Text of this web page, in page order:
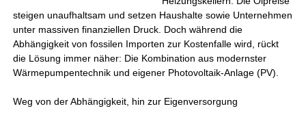
steigen unaufhaltsam und setzen Haushalte sowie Unternehmen
unter massiven finanziellen Druck. Doch während die
Abhängigkeit von fossilen Importen zur Kostenfalle wird, rückt
die Lösung immer näher: Die Kombination aus modernster
Wärmepumpentechnik und eigener Photovoltaik-Anlage (PV).
Weg von der Abhängigkeit, hin zur Eigenversorgung